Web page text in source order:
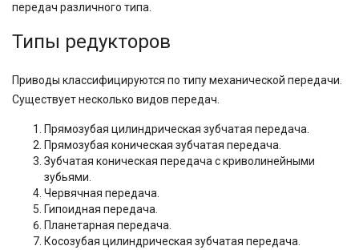
передач различного типа.
Типы редукторов
Приводы классифицируются по типу механической передачи.
Существует несколько видов передач.
Прямозубая цилиндрическая зубчатая передача.
Прямозубая коническая зубчатая передача.
Зубчатая коническая передача с криволинейными
зубьями.
Червячная передача.
Гипоидная передача.
Планетарная передача.
Косозубая цилиндрическая зубчатая передача.